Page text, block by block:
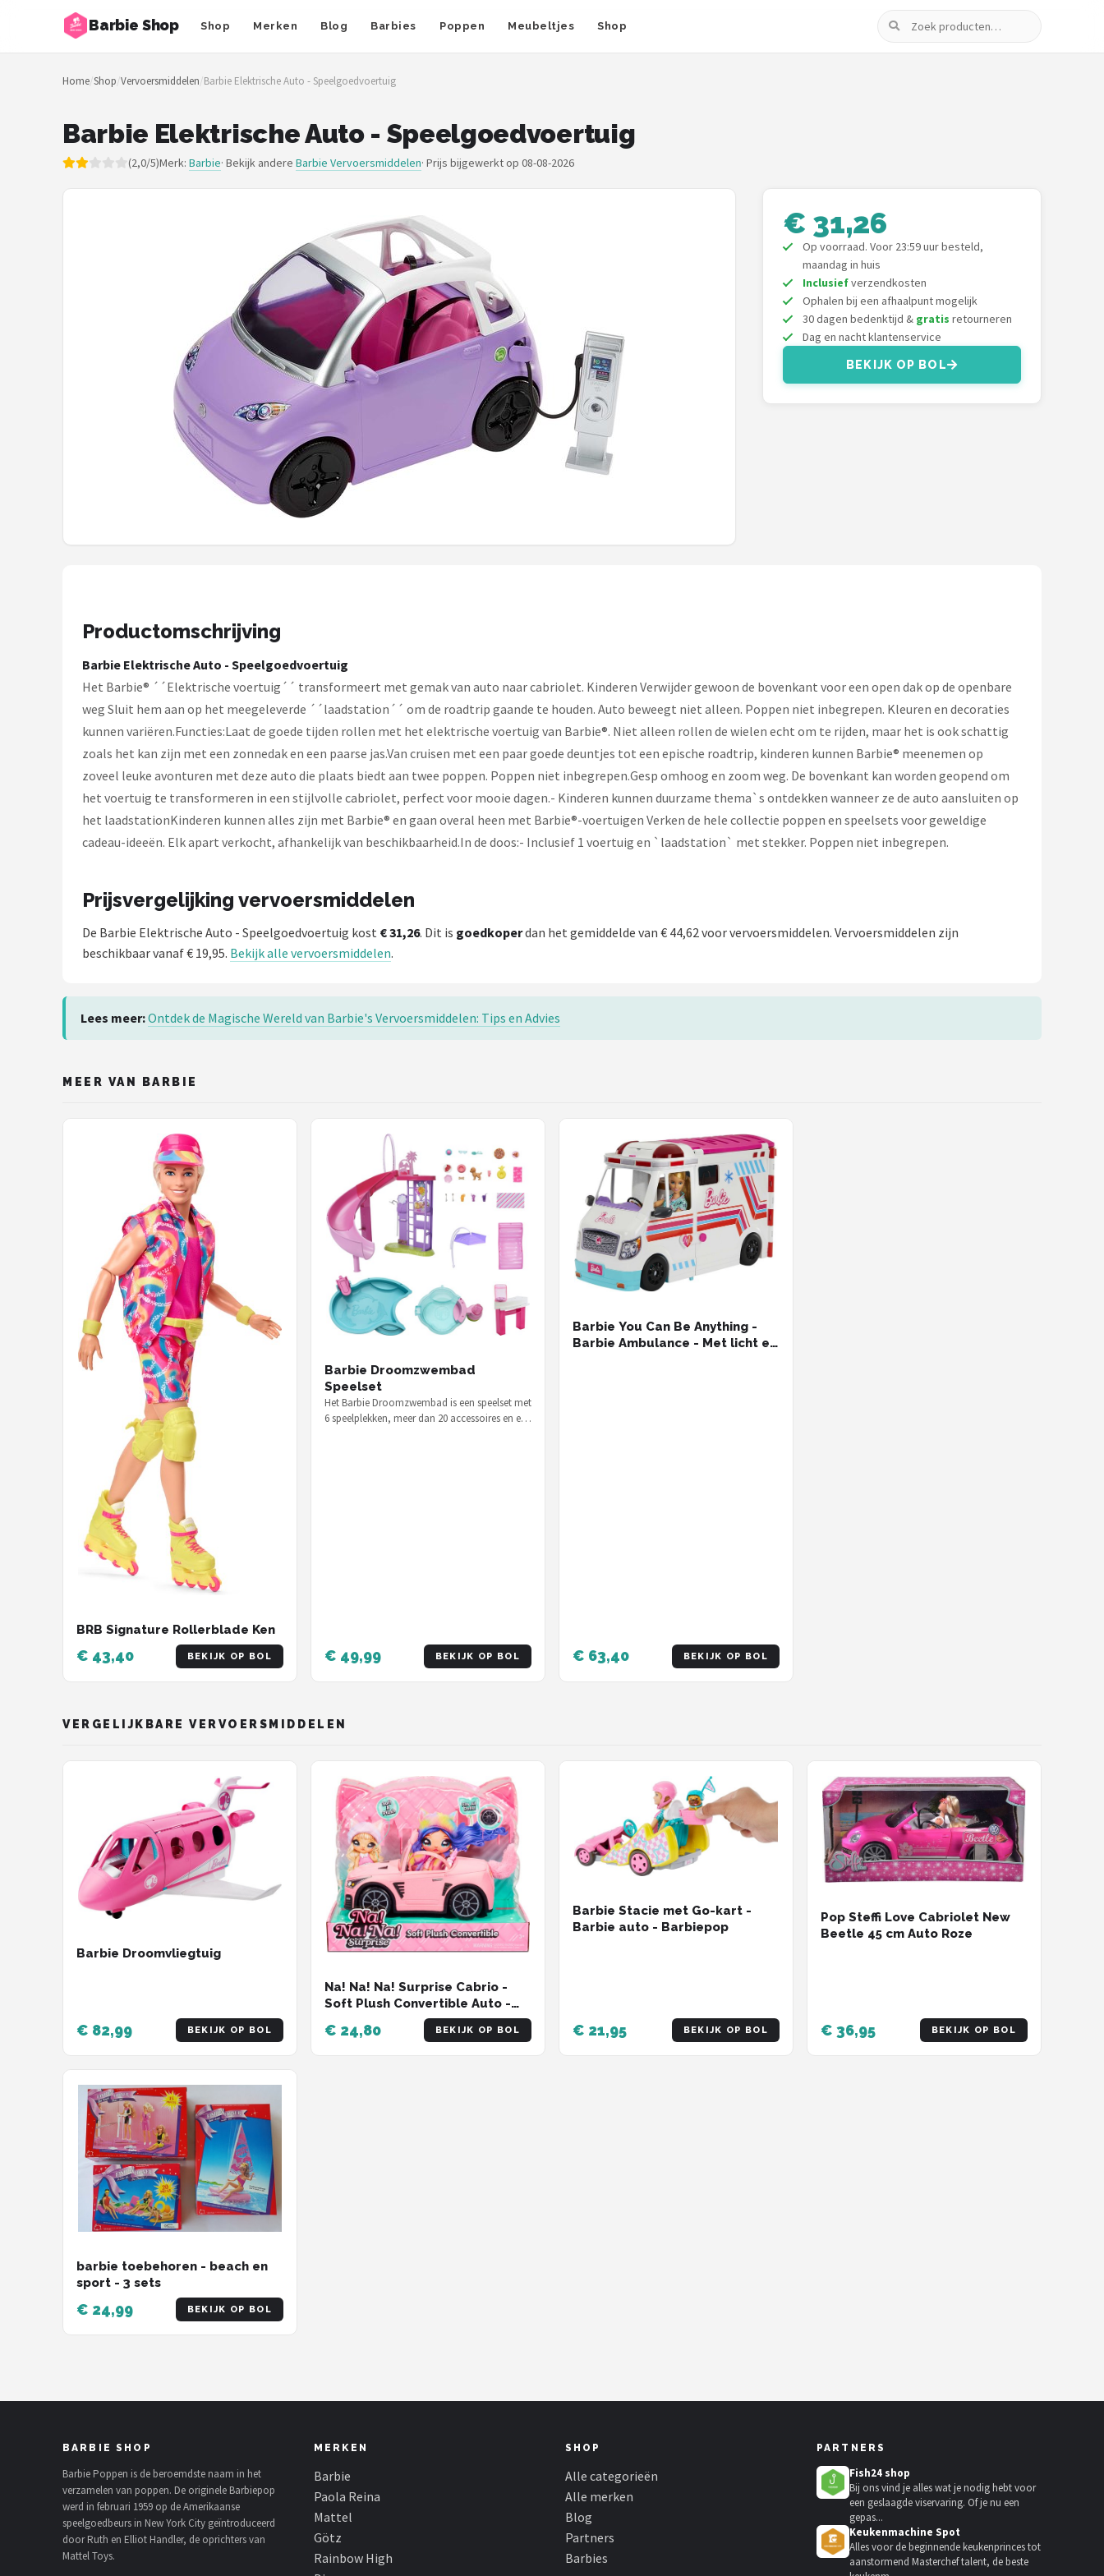
Barbie Shop Shop Merken Blog Barbies Poppen Meubeltjes Shop
Zoeken
Zoeken
NAVIGATIE
Merken
Corolle
L.O.L. Surprise!
Monster High
Alle merken →
Home/Shop/Vervoersmiddelen/Barbie Elektrische Auto - Speelgoedvoertuig
Barbie Elektrische Auto - Speelgoedvoertuig
(2,0/5)Merk: Barbie· Bekijk andere Barbie Vervoersmiddelen· Prijs bijgewerkt op 08-08-2026
€ 31,26
Op voorraad. Voor 23:59 uur besteld,
maandag in huis
Inclusiefverzendkosten
Ophalen bij een afhaalpunt mogelijk
30 dagen bedenktijd & gratis retourneren
Dag en nacht klantenservice
BEKIJK OP BOL
Productomschrijving
Barbie Elektrische Auto - Speelgoedvoertuig
Het Barbie® ´´Elektrische voertuig´´ transformeert met gemak van auto naar cabriolet. Kinderen Verwijder gewoon de bovenkant voor een open dak op de openbare
weg Sluit hem aan op het meegeleverde ´´laadstation´´ om de roadtrip gaande te houden. Auto beweegt niet alleen. Poppen niet inbegrepen. Kleuren en decoraties
kunnen variëren.Functies:Laat de goede tijden rollen met het elektrische voertuig van Barbie®. Niet alleen rollen de wielen echt om te rijden, maar het is ook schattig
zoals het kan zijn met een zonnedak en een paarse jas.Van cruisen met een paar goede deuntjes tot een epische roadtrip, kinderen kunnen Barbie® meenemen op
zoveel leuke avonturen met deze auto die plaats biedt aan twee poppen. Poppen niet inbegrepen.Gesp omhoog en zoom weg. De bovenkant kan worden geopend om
het voertuig te transformeren in een stijlvolle cabriolet, perfect voor mooie dagen.- Kinderen kunnen duurzame thema`s ontdekken wanneer ze de auto aansluiten op
het laadstationKinderen kunnen alles zijn met Barbie® en gaan overal heen met Barbie®-voertuigen Verken de hele collectie poppen en speelsets voor geweldige
cadeau-ideeën. Elk apart verkocht, afhankelijk van beschikbaarheid.In de doos:- Inclusief 1 voertuig en `laadstation` met stekker. Poppen niet inbegrepen.
Prijsvergelijking vervoersmiddelen
De Barbie Elektrische Auto - Speelgoedvoertuig kost € 31,26. Dit is goedkoperdan het gemiddelde van € 44,62 voor vervoersmiddelen. Vervoersmiddelen zijn
beschikbaar vanaf € 19,95. Bekijk alle vervoersmiddelen.
Lees meer:Ontdek de Magische Wereld van Barbie's Vervoersmiddelen: Tips en Advies
MEER VAN BARBIE
BRB Signature Rollerblade Ken
€ 43,40 BEKIJK OP BOL
Barbie Droomzwembad
Speelset
Het Barbie Droomzwembad is een speelset met
6 speelplekken, meer dan 20 accessoires en een
€ 49,99 BEKIJK OP BOL
Barbie You Can Be Anything -
Barbie Ambulance - Met licht en
€ 63,40 BEKIJK OP BOL
VERGELIJKBARE VERVOERSMIDDELEN
Barbie Droomvliegtuig
€ 82,99 BEKIJK OP BOL
Na! Na! Na! Surprise Cabrio -
Soft Plush Convertible Auto -
Poppenvervoersmiddel
€ 24,80 BEKIJK OP BOL
Barbie Stacie met Go-kart -
Barbie auto - Barbiepop
€ 21,95 BEKIJK OP BOL
Pop Steffi Love Cabriolet New
Beetle 45 cm Auto Roze
€ 36,95 BEKIJK OP BOL
barbie toebehoren - beach en
sport - 3 sets
€ 24,99 BEKIJK OP BOL
BARBIE SHOP
Barbie Poppen is de beroemdste naam in het
verzamelen van poppen. De originele Barbiepop
werd in februari 1959 op de Amerikaanse
speelgoedbeurs in New York City geïntroduceerd
door Ruth en Elliot Handler, de oprichters van
Mattel Toys.
MERKEN
Barbie
Paola Reina
Mattel
Götz
Rainbow High
SHOP
Alle categorieën
Alle merken
Blog
Partners
Barbies
PARTNERS
Fish24 shop
Bij ons vind je alles wat je nodig hebt voor
een geslaagde viservaring. Of je nu een
gepas...
Keukenmachine Spot
Alles voor de beginnende keukenprinces tot
aanstormend Masterchef talent, de beste